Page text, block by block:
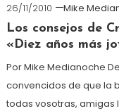
26/11/2010
Mike
Los consejos de
«Diez años más
Por Mike Medianoche
convencidos de que la
todas vosotras, amigas